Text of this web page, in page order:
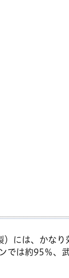
）には、かなり
では約95％、